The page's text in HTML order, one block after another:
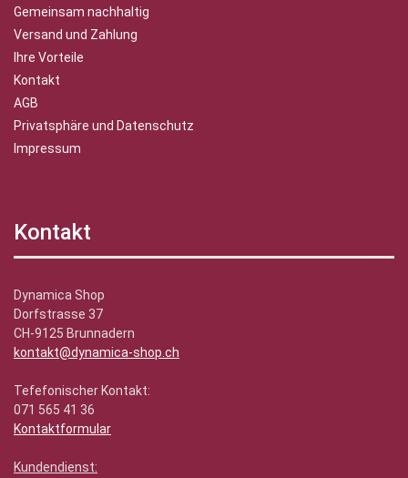
Gemeinsam nachhaltig
Versand und Zahlung
Ihre Vorteile
Kontakt
AGB
Privatsphäre und Datenschutz
Impressum
Kontakt
Dynamica Shop
Dorfstrasse 37
CH-9125 Brunnadern
kontakt@dynamica-shop.ch
Tefefonischer Kontakt:
071 565 41 36
Kontaktformular
Kundendienst: